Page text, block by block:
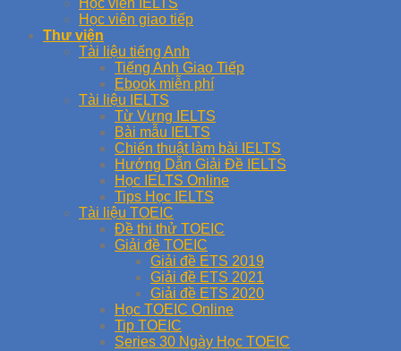
Học viên IELTS
Học viên giao tiếp
Thư viện
Tài liệu tiếng Anh
Tiếng Anh Giao Tiếp
Ebook miễn phí
Tài liệu IELTS
Từ Vựng IELTS
Bài mẫu IELTS
Chiến thuật làm bài IELTS
Hướng Dẫn Giải Đề IELTS
Học IELTS Online
Tips Học IELTS
Tài liệu TOEIC
Đề thi thử TOEIC
Giải đề TOEIC
Giải đề ETS 2019
Giải đề ETS 2021
Giải đề ETS 2020
Học TOEIC Online
Tip TOEIC
Series 30 Ngày Học TOEIC